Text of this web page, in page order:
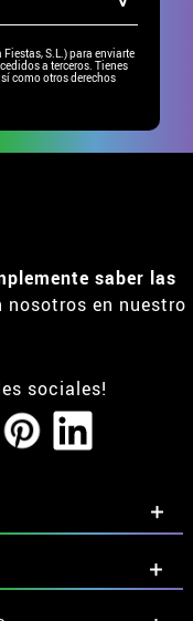
S.L.) para enviarte
a terceros. Tienes
como otros derechos
saber las
nosotros en nuestro
sociales!